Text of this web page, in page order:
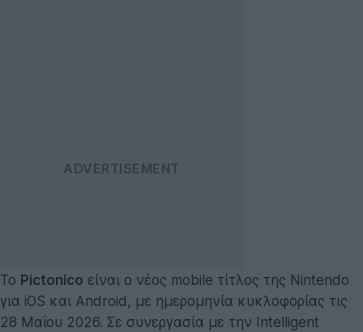
Το Pictonico είναι ο νέος mobile τίτλος της Nintendo
για iOS και Android, με ημερομηνία κυκλοφορίας τις
28 Μαΐου 2026. Σε συνεργασία με την Intelligent